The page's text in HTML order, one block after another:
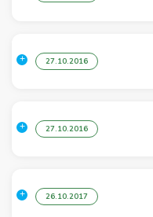
27.10.2016
27.10.2016
26.10.2017